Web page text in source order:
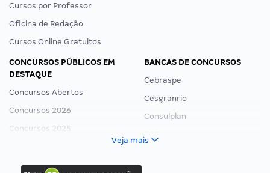
Cursos por Professor
Oficina de Redação
Cursos Online Gratuitos
CONCURSOS PÚBLICOS EM
DESTAQUE
Concursos Abertos
Concursos 2026
Concursos 2025
Concurso Nacional Unificado
Concurso Ibama
BANCAS DE CONCURSOS
Cebraspe
Cesgranrio
Consulplan
Veja mais